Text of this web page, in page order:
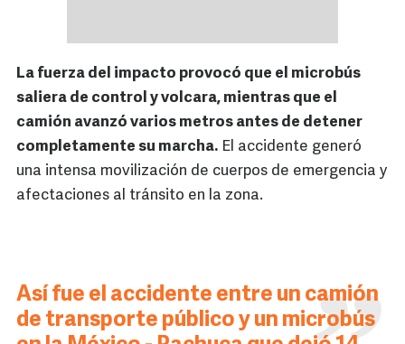
La fuerza del impacto provocó que el microbús
saliera de control y volcara, mientras que el
camión avanzó varios metros antes de detener
completamente su marcha. El accidente generó
una intensa movilización de cuerpos de emergencia y
afectaciones al tránsito en la zona.
Así fue el accidente entre un camión
de transporte público y un microbús